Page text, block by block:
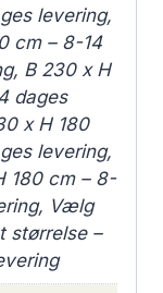
levering,
cm – 8-14
B 230 x H
dages
x H 180
levering,
180 cm – 8-
Vælg
størrelse –